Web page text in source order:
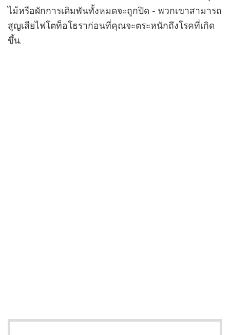
ไม้หรือผักการเดิมพันทั้งหมดจะถูกปิด - พวกเขาสามารถ
สูญเสียไฟโตท็อโธราก่อนที่คุณจะตระหนักถึงโรคที่เกิด
ขึ้น.